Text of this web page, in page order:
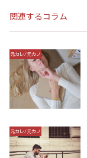
関連するコラム
元カレ/元カノ
元カレ/元カノ